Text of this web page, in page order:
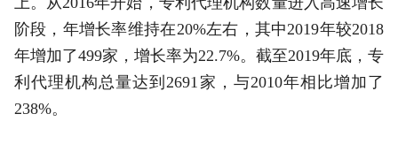
阶段，年增长率维持在20%左右，其中2019年较2018
年增加了499家，增长率为22.7%。截至2019年底，专
利代理机构总量达到2691家，与2010年相比增加了
238%。